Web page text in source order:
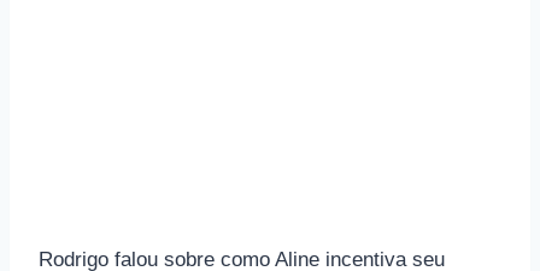
Rodrigo falou sobre como Aline incentiva seu